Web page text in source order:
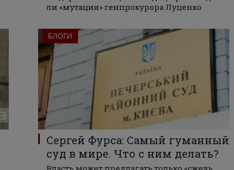
ли «мутация» генпрокурора Луценко
БЛОГИ
Сергей Фурса: Самый гуманный
суд в мире. Что с ним делать?